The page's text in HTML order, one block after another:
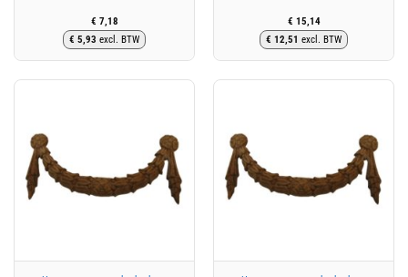
€ 7,18
€ 5,93 excl. BTW
€ 15,14
€ 12,51 excl. BTW